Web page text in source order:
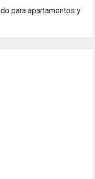
para apartamentos y